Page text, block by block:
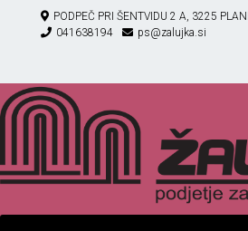
PODPEČ PRI ŠENTVIDU 2 A, 3225
041638194
ps@zalujka.si